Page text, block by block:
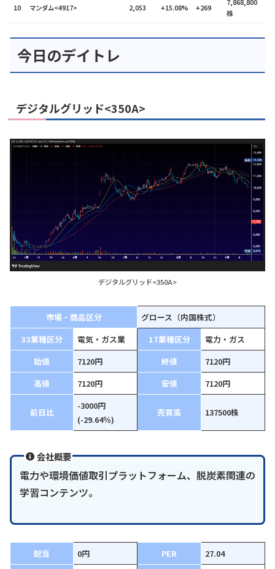
10 マンダム<4917> 2,053 +15.08% +269
7,868,800
株
今日のデイトレ
デジタルグリッド<350A>
デジタルグリッド<350A>
市場・商品区分
グロース（内国株式）
33業種区分
電気・ガス業 17業種区分
電力・ガス
始値
7120円 終値
7120円
高値
7120円 安値 7120円
前日比
-3000円
(-29.64％)
売買高 137500株
会社概要
電力や環境価値取引プラットフォーム、脱炭素関連の
学習コンテンツ。
配当 0円 PER
27.04